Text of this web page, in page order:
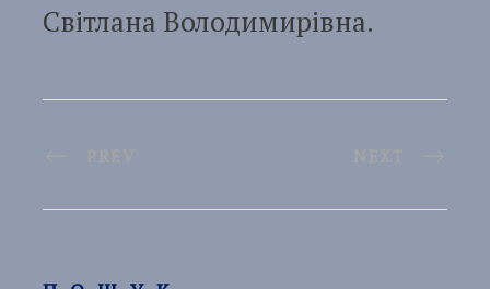
Світлана Володимирівна.